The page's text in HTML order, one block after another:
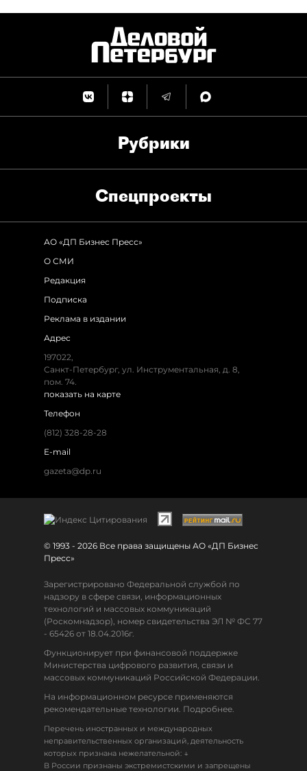
Рубрики
Спец­проекты
АО «ДП Бизнес Пресс»
О СМИ
Редакция
Подписка
Реклама в издании
Адрес
197022,
Санкт-Петербург, ул. Инструментальная, д. 8,
пом. 74.
показать на карте
Телефон
(812) 328-28-28
E-mail
gazeta@dp.ru
© 1993 - 2026 Все права защищены АО «ДП Бизнес
Пресс»
Зарегистрировано Федеральной службой по
надзору в сфере связи, информационных
технологий и массовых коммуникаций
(Роскомнадзор), номер свидетельства ЭЛ № ФС 77
- 65426 от 18.04.2016г.
Функционирует при финансовой поддержке
Министерства цифрового развития, связи и
массовых коммуникаций Российской Федерации.
На информационном ресурсе применяются
рекомендательные технологии. Подробнее.
Перечень иностранных и международных
неправительственных организаций, деятельность
которых признана нежелательной: ↓
В России признаны экстремистскими и запрещены